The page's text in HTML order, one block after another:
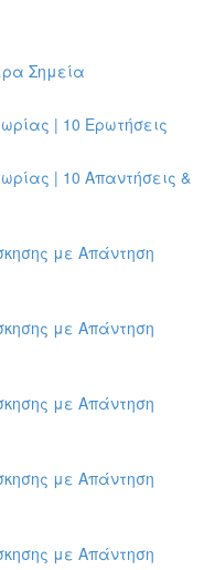
Σημεία
| 10 Ερωτήσεις
| 10 Απαντήσεις &
με Απάντηση
με Απάντηση
με Απάντηση
με Απάντηση
με Απάντηση